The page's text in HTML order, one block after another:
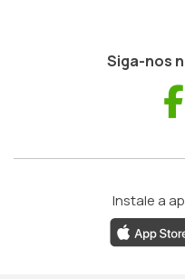
Siga-nos
Instale a